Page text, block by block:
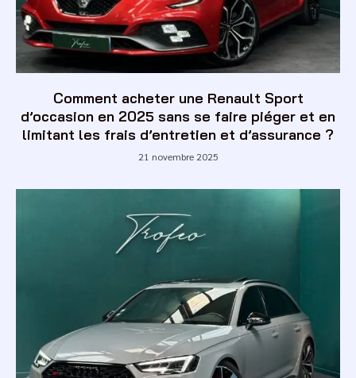
Comment acheter une Renault Sport
d’occasion en 2025 sans se faire piéger et en
limitant les frais d’entretien et d’assurance ?
21 novembre 2025